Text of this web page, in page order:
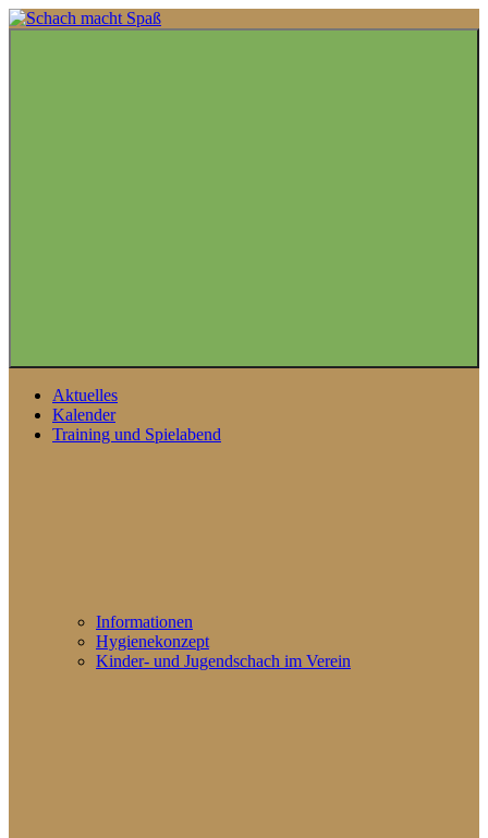
Zum
Inhalt
Aktuelles
Kalender
Training und Spielabend
Informationen
Hygienekonzept
Kinder- und Jugendschach im Verein